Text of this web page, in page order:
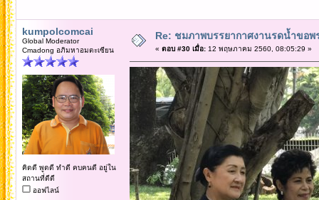
kumpolcomcai
Global Moderator
Cmadong อภิมหาอมตะเซียน
คิดดี พูดดี ทำดี คบคนดี อยู่ใน
สถานที่ดีดี
ออฟไลน์
Re: ชมภาพบรรยากาศงานรดน้ำขอ
« ตอบ #30 เมื่อ:12 พฤษภาคม 2560, 08:05:29 »